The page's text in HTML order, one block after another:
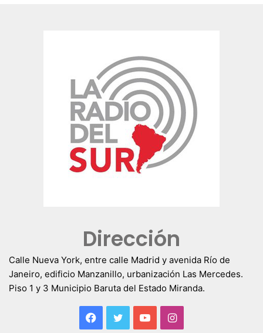
Dirección
Calle Nueva York, entre calle Madrid y avenida Río de
Janeiro, edificio Manzanillo, urbanización Las Mercedes.
Piso 1 y 3 Municipio Baruta del Estado Miranda.
Facebook
TwitterYouTubeInstagram